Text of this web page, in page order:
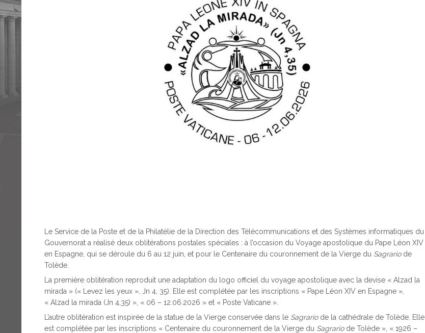
Le Service de la Poste et de la Philatélie de la Direction des Télécommunications et des Systèmes informatiques du
Gouvernorat a réalisé deux oblitérations postales spéciales : à l’occasion du Voyage apostolique du Pape Léon XIV
en Espagne, qui se déroule du 6 au 12 juin, et pour le Centenaire du couronnement de la Vierge du Sagrariode
Tolède.
La première oblitération reproduit une adaptation du logo officiel du voyage apostolique avec la devise « Alzad la
mirada » (« Levez les yeux », Jn 4, 35). Elle est complétée par les inscriptions « Pape Léon XIV en Espagne »,
« Alzad la mirada (Jn 4,35) », « 06 – 12.06.2026 » et « Poste Vaticane ».
L’autre oblitération est inspirée de la statue de la Vierge conservée dans le Sagrariode la cathédrale de Tolède. Elle
est complétée par les inscriptions « Centenaire du couronnement de la Vierge du Sagrariode Tolède », « 1926 –